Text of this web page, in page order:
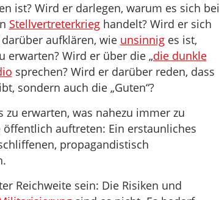
ist? Wird er darlegen, warum es sich bei
Stellvertreterkrieghandelt? Wird er sich
aufklären, wie unsinniges ist,
erwarten? Wird er über die „die dunkle
sprechen? Wird er darüber reden, dass
sondern auch die „Guten“?
erwarten, was nahezu immer zu
auftreten: Ein erstaunliches
propagandistisch
Reichweite sein: Die Risiken und